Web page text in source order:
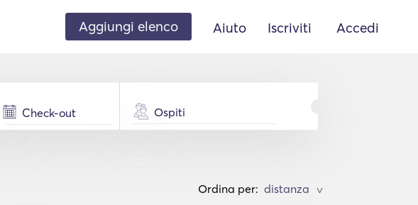
Aggiungi elenco Aiuto Iscriviti Accedi
Ospiti
Ordina per: >